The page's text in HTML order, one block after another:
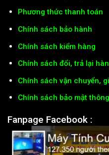
Phương thức thanh toán
Chính sách bảo hành
Chính sách kiểm hàng
Chính sách đổi, trả lại
Chính sách vận chuyển,
Chính sách bảo mật
Fanpage Facebook :